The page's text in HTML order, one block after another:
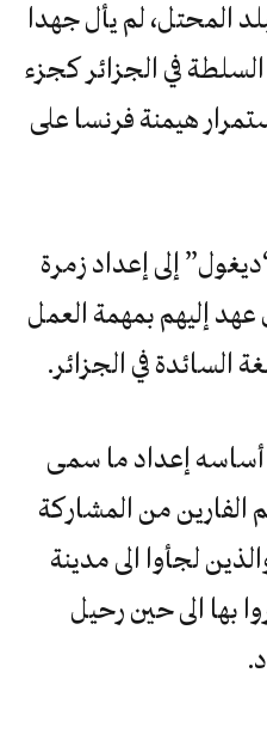
المحتل، لم يأل جهدا
السلطة في الجزائر كجزء
هيمنة فرنسا على
إلى إعداد زمرة
إليهم بمهمة العمل
السائدة في الجزائر.
أساسه إعداد ما سمى
من المشاركة
لجأوا الى مدينة
بها الى حين رحيل